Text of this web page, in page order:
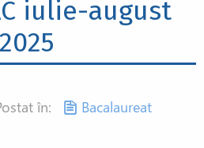
iulie-august
2025
în: Bacalaureat